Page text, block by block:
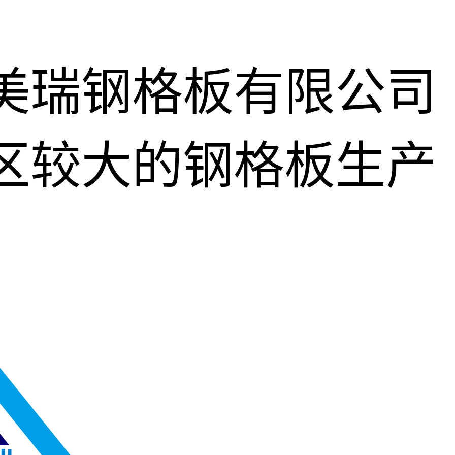
瑞钢格板有限公司
较大的钢格板生产